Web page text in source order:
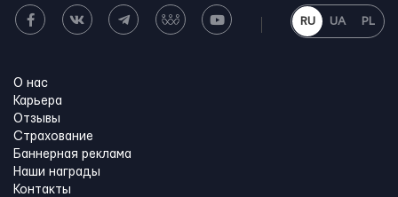
RU UA PL
О нас
Карьера
Отзывы
Страхование
Баннерная реклама
Наши награды
Контакты